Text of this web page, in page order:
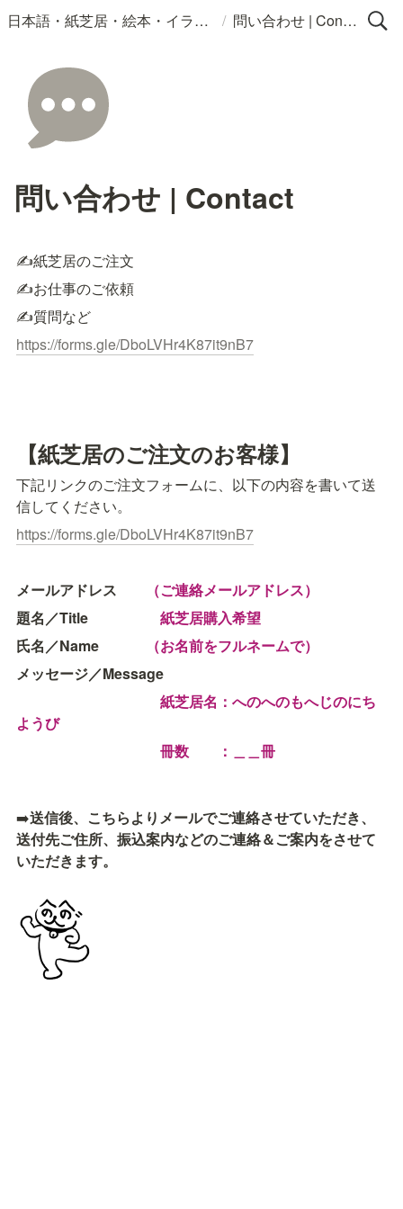
日本語・紙芝居・絵本・イラスト / 問い合わせ | Contact
問い合わせ | Contact
✍️紙芝居のご注文
✍️お仕事のご依頼
✍️質問など
https://forms.gle/DboLVHr4K87it9nB7
【紙芝居のご注文のお客様】
下記リンクのご注文フォームに、以下の内容を書いて送
信してください。
https://forms.gle/DboLVHr4K87it9nB7
メールアドレス
（ご連絡メールアドレス）
題名／Title 紙芝居購入希望
氏名／Name
（お名前をフルネームで）
メッセージ／Message
紙芝居名：へのへのもへじのにち
ようび
冊数　　：＿＿冊
➡️送信後、こちらよりメールでご連絡させていただき、
送付先ご住所、振込案内などのご連絡＆ご案内をさせて
いただきます。